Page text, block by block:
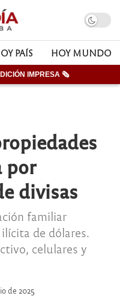
PAÍS HOY MUNDO
IMPRESA 🗞
por
divisas
familiar
de dólares.
celulares y
de 2025